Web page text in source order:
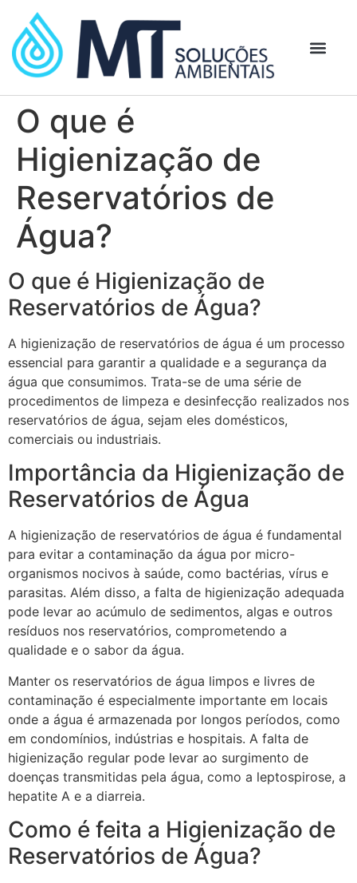
O que é
Higienização de
Reservatórios de
Água?
O que é Higienização de
Reservatórios de Água?
A higienização de reservatórios de água é um processo
essencial para garantir a qualidade e a segurança da
água que consumimos. Trata-se de uma série de
procedimentos de limpeza e desinfecção realizados nos
reservatórios de água, sejam eles domésticos,
comerciais ou industriais.
Importância da Higienização de
Reservatórios de Água
A higienização de reservatórios de água é fundamental
para evitar a contaminação da água por micro-
organismos nocivos à saúde, como bactérias, vírus e
parasitas. Além disso, a falta de higienização adequada
pode levar ao acúmulo de sedimentos, algas e outros
resíduos nos reservatórios, comprometendo a
qualidade e o sabor da água.
Manter os reservatórios de água limpos e livres de
contaminação é especialmente importante em locais
onde a água é armazenada por longos períodos, como
em condomínios, indústrias e hospitais. A falta de
higienização regular pode levar ao surgimento de
doenças transmitidas pela água, como a leptospirose, a
hepatite A e a diarreia.
Como é feita a Higienização de
Reservatórios de Água?